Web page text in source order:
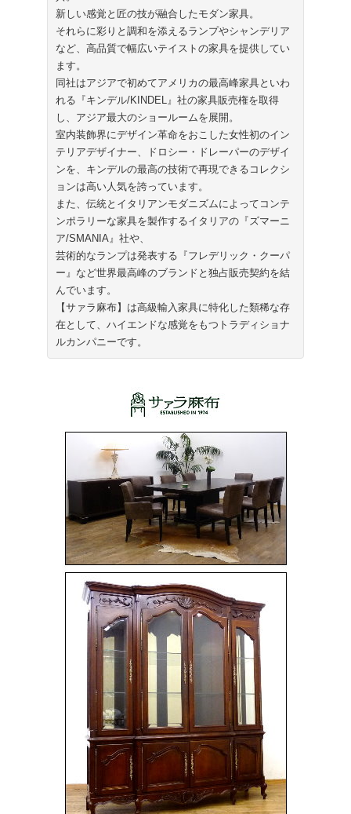
新しい感覚と匠の技が融合したモダン家具。
それらに彩りと調和を添えるランプやシャンデリア
など、高品質で幅広いテイストの家具を提供してい
ます。
同社はアジアで初めてアメリカの最高峰家具といわ
れる『キンデル/KINDEL』社の家具販売権を取得
し、アジア最大のショールームを展開。
室内装飾界にデザイン革命をおこした女性初のイン
テリアデザイナー、ドロシー・ドレーパーのデザイ
ンを、キンデルの最高の技術で再現できるコレクシ
ョンは高い人気を誇っています。
また、伝統とイタリアンモダニズムによってコンテ
ンポラリーな家具を製作するイタリアの『ズマーニ
ア/SMANIA』社や、
芸術的なランプは発表する『フレデリック・クーパ
ー』など世界最高峰のブランドと独占販売契約を結
んでいます。
【サァラ麻布】は高級輸入家具に特化した類稀な存
在として、ハイエンドな感覚をもつトラディショナ
ルカンパニーです。